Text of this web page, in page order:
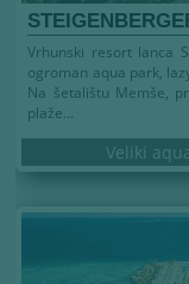
Vrhunski resort lanca
ogroman aqua park,
Na šetalištu Memše,
plaže...
Veliki